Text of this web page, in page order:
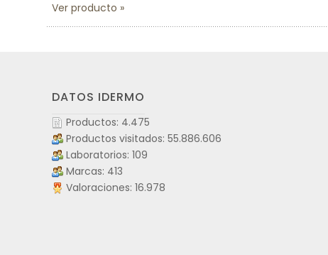
Ver producto
DATOS IDERMO
Productos: 4.475
Productos visitados: 55.886.606
Laboratorios: 109
Marcas: 413
Valoraciones: 16.978